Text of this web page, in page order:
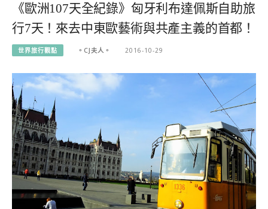
《歐洲107天全紀錄》匈牙利布達佩斯自助旅
行7天！來去中東歐藝術與共產主義的首都！
世界旅行觀點 。CJ夫人。 2016-10-29